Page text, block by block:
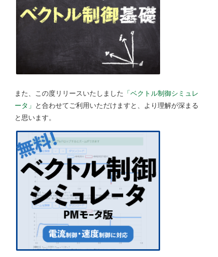
また、この度リリースいたしました
「ベクトル制御シミュレ
ータ」
と合わせてご利用いただけますと、より理解が深まる
と思います。